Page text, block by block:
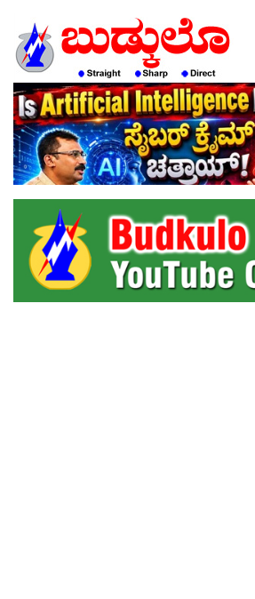
EDITORIAL
ENGLISH
KANNADA
INTERVIEWS
LITERATURE
ENTERTAINMENT
HEALTH